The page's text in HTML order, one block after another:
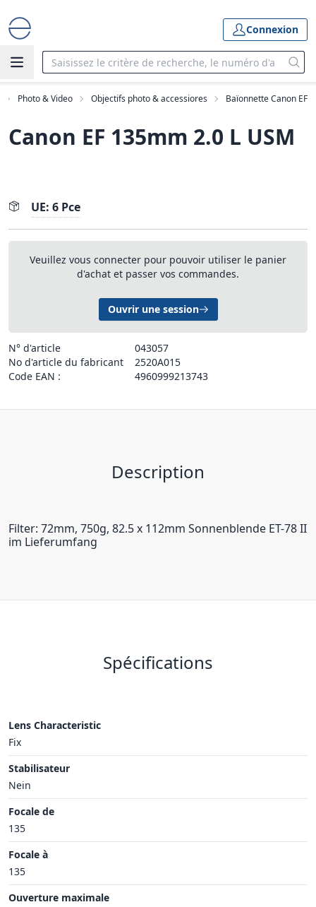
Connexion
Photo & Video Objectifs photo & accessiores Baïonnette Canon EF
Canon EF 135mm 2.0 L USM
UE: 6 Pce
Veuillez vous connecter pour pouvoir utiliser le panier
d'achat et passer vos commandes.
Ouvrir une session
N° d'article
043057
No d'article du fabricant
2520A015
Code EAN :
4960999213743
Description
Filter: 72mm, 750g, 82.5 x 112mm Sonnenblende ET-78 II
im Lieferumfang
Spécifications
Lens Characteristic
Fix
Stabilisateur
Nein
Focale de
135
Focale à
135
Ouverture maximale